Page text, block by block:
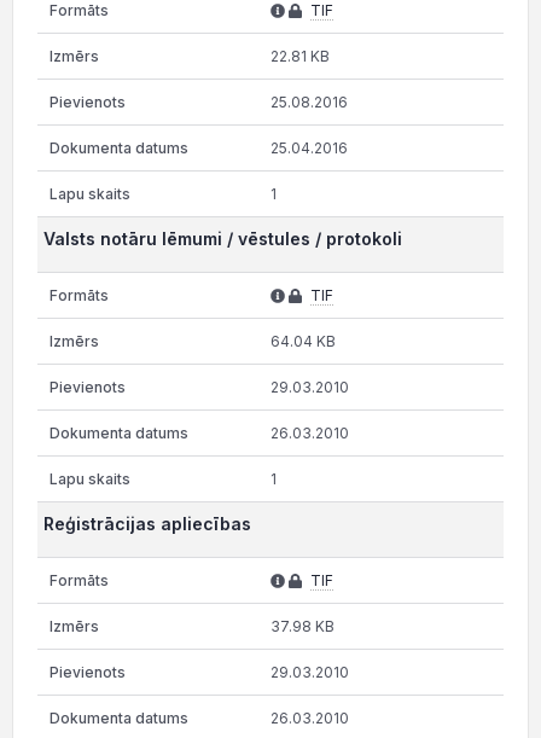
TIF
22.81 KB
25.08.2016
25.04.2016
1
Valsts notāru lēmumi / vēstules / protokoli
TIF
64.04 KB
29.03.2010
26.03.2010
1
Reģistrācijas apliecības
TIF
37.98 KB
29.03.2010
26.03.2010